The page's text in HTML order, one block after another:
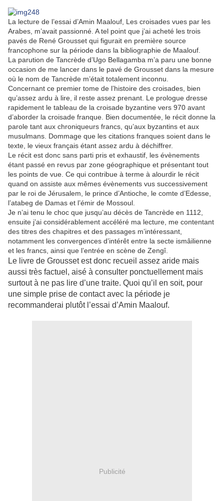
La lecture de l’essai d’Amin Maalouf, Les croisades vues par les
Arabes, m’avait passionné. A tel point que j’ai acheté les trois
pavés de René Grousset qui figurait en première source
francophone sur la période dans la bibliographie de Maalouf.
La parution de Tancrède d’Ugo Bellagamba m’a paru une bonne
occasion de me lancer dans le pavé de Grousset dans la mesure
où le nom de Tancrède m’était totalement inconnu.
Concernant ce premier tome de l’histoire des croisades, bien
qu’assez ardu à lire, il reste assez prenant. Le prologue dresse
rapidement le tableau de la croisade byzantine vers 970 avant
d’aborder la croisade franque. Bien documentée, le récit donne la
parole tant aux chroniqueurs francs, qu’aux byzantins et aux
musulmans. Dommage que les citations franques soient dans le
texte, le vieux français étant assez ardu à déchiffrer.
Le récit est donc sans parti pris et exhaustif, les évènements
étant passé en revus par zone géographique et présentant tout
les points de vue. Ce qui contribue à terme à alourdir le récit
quand on assiste aux mêmes évènements vus successivement
par le roi de Jérusalem, le prince d’Antioche, le comte d’Edesse,
l’atabeg de Damas et l’émir de Mossoul.
Je n’ai tenu le choc que jusqu’au décès de Tancrède en 1112,
ensuite j’ai considérablement accéléré ma lecture, me contentant
des titres des chapitres et des passages m’intéressant,
notamment les convergences d’intérêt entre la secte ismâilienne
et les francs, ainsi que l’entrée en scène de Zengî.
Le livre de Grousset est donc recueil assez aride mais
aussi très factuel, aisé à consulter ponctuellement mais
surtout à ne pas lire d’une traite. Quoi qu’il en soit, pour
une simple prise de contact avec la période je
recommanderai plutôt l’essai d’Amin Maalouf.
Publicité